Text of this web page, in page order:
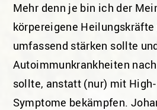
Mehr denn je bin ich der
körpereigene
umfassend stärken sollte
Autoimmunkrankheiten
sollte, anstatt (nur) mit
Symptome bekämpfen.